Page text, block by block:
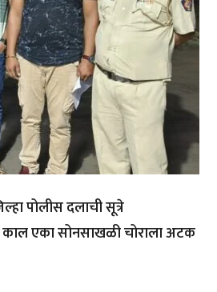
पोलीस दलाची सूत्रे
काल एका सोनसाखळी चोराला अटक